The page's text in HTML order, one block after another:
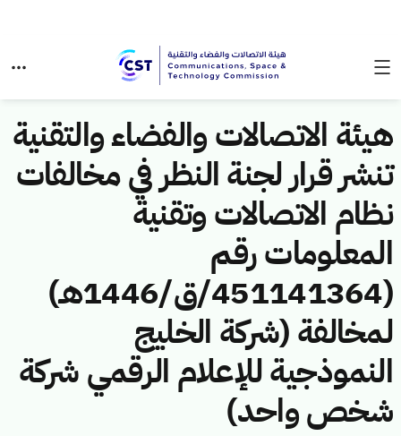
هيئة الاتصالات والفضاء والتقنية
تنشر قرار لجنة النظر في مخالفات
نظام الاتصالات وتقنية
المعلومات رقم
(451141364/ق/1446هـ)
لمخالفة (شركة الخليج
النموذجية للإعلام الرقمي شركة
شخص واحد)